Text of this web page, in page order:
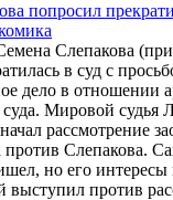
попросил
Слепакова
в суд с
дело в отношении
суда. Мировой судья
рассмотрение
против Слепакова.
но его интересы
выступил против